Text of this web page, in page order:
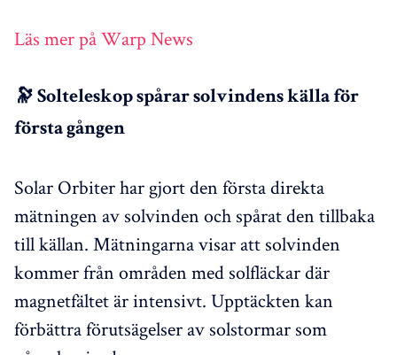
Läs mer på Warp News
🔭 Solteleskop spårar solvindens källa för
första gången
Solar Orbiter har gjort den första direkta
mätningen av solvinden och spårat den tillbaka
till källan. Mätningarna visar att solvinden
kommer från områden med solfläckar där
magnetfältet är intensivt. Upptäckten kan
förbättra förutsägelser av solstormar som